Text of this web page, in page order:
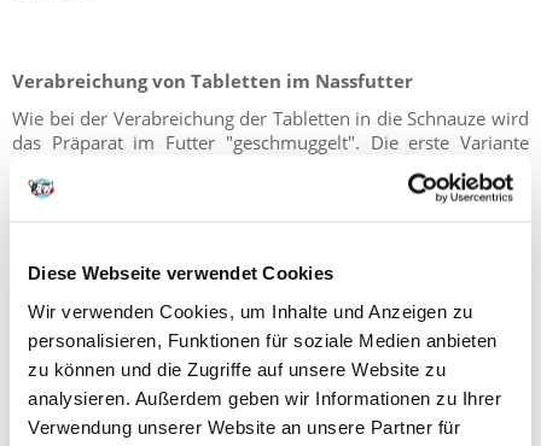
Diese Webseite verwendet Cookies
Wir verwenden Cookies, um Inhalte und Anzeigen zu
personalisieren, Funktionen für soziale Medien anbieten
zu können und die Zugriffe auf unsere Website zu
analysieren. Außerdem geben wir Informationen zu Ihrer
Verwendung unserer Website an unsere Partner für
Verabreichung von Tabletten im Nassfutter
Wie bei der Verabreichung der Tabletten in die Schnauze wird
das Präparat im Futter "geschmuggelt". Die erste Variante
kann verwendet werden, wenn das Produkt geschmacks- und
geruchsneutral ist, so dass die Chance besteht, dass Ihre Katze
intensiven Geschmack und Geruch hat.
wenn es die Lieblingsspeise eines Haustiers ist. Mischen
Sie die zerkleinerte Tablette gründlich mit dem Fleisch
Wenn das Tier es beim ersten Mal nicht entdeckt, können wir
das Verfahren gefahrlos wiederholen. Andernfalls (oder für
den Fall, dass das Medikament nicht zerkleinert werden kann)
muss das Präparat in einem aus Nassfutter gerollten
Ball versteckt werden.Damit sich Ihr Haustier wohler fühlt,